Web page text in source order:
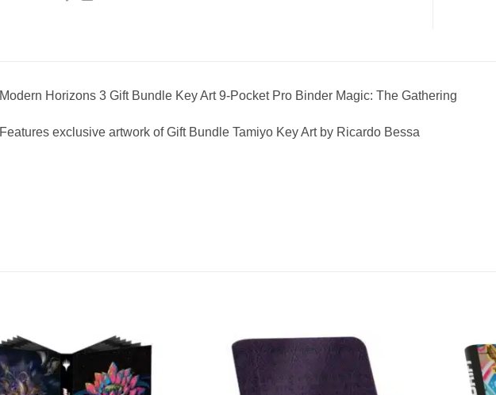
Modern Horizons 3 Gift Bundle Key Art 9-Pocket Pro Binder Magic: The Gathering
Features exclusive artwork of Gift Bundle Tamiyo Key Art by Ricardo Bessa